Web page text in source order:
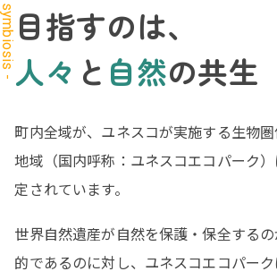
目指すのは、
人々 と 自然の共生
町内全域が、ユネスコが実施する生物
地域（国内呼称：ユネスコエコパーク
定されています。
世界自然遺産が自然を保護・保全するの
的であるのに対し、ユネスコエコパーク
symbiosis -